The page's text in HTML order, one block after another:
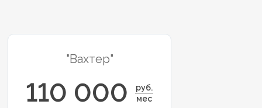
"Вахтер"
110 000
руб.
мес